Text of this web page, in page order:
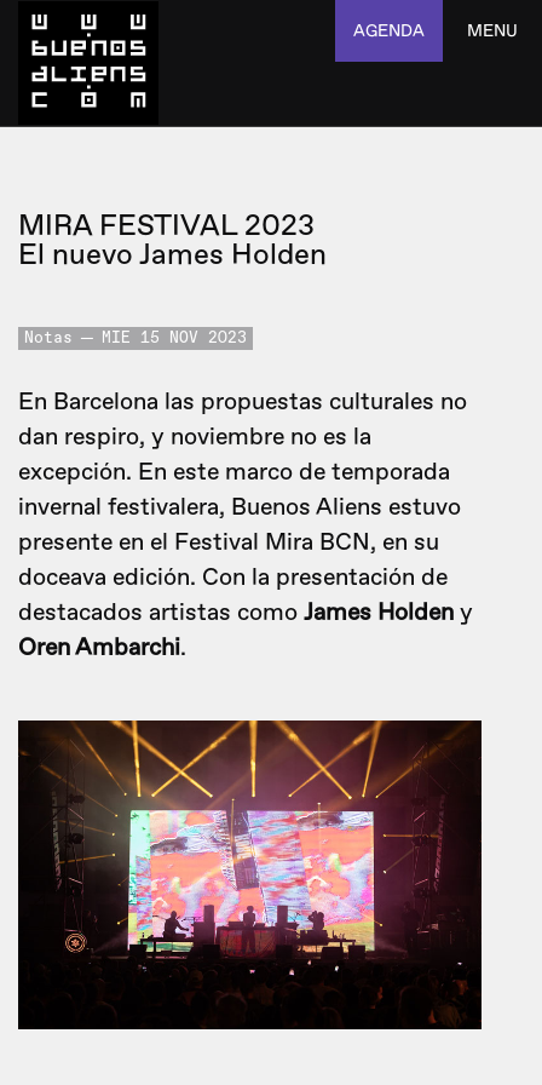
AGENDA MENU
MIRA FESTIVAL 2023
El nuevo James Holden
Notas MIE 15 NOV 2023
En Barcelona las propuestas culturales no
dan respiro, y noviembre no es la
excepción. En este marco de temporada
invernal festivalera, Buenos Aliens estuvo
presente en el Festival Mira BCN, en su
doceava edición. Con la presentación de
destacados artistas como James Holden y
Oren Ambarchi.